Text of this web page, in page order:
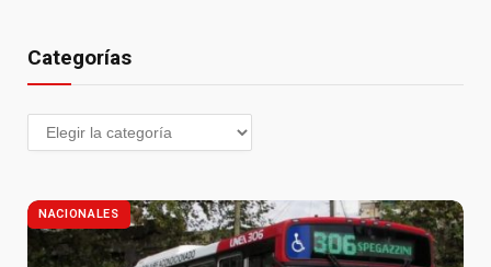
Categorías
NACIONALES